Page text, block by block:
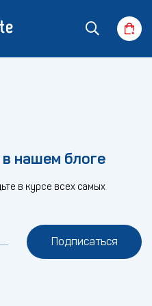
нашем блоге
в курсе всех самых
Подписаться